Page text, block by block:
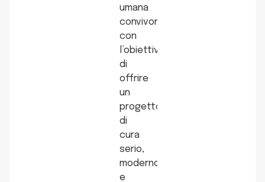
umana
convivono,
con
l’obiettivo
di
offrire
un
progetto
di
cura
serio,
moderno
e